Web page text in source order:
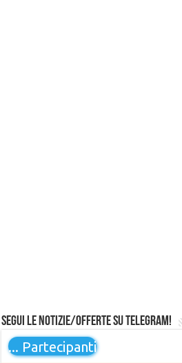
Segui le notizie/offerte su Telegram!
... Partecipanti